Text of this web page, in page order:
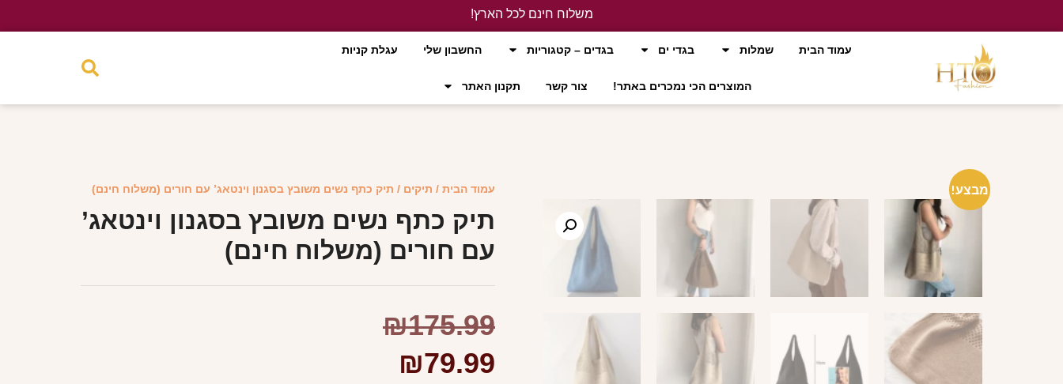
משלוח חינם לכל הארץ!
עמוד הבית
שמלות בגדי ים בגדים – קטגוריות החשבון שלי עגלת קניות
המוצרים הכי נמכרים באתר! צור קשר תקנון האתר
מבצע! עמוד הבית / תיקים / תיק כתף נשים משובץ בסגנון וינטאג’ עם חורים (משלוח חינם)
תיק כתף נשים משובץ בסגנון וינטאג’
עם חורים (משלוח חינם)
₪175.99
₪79.99